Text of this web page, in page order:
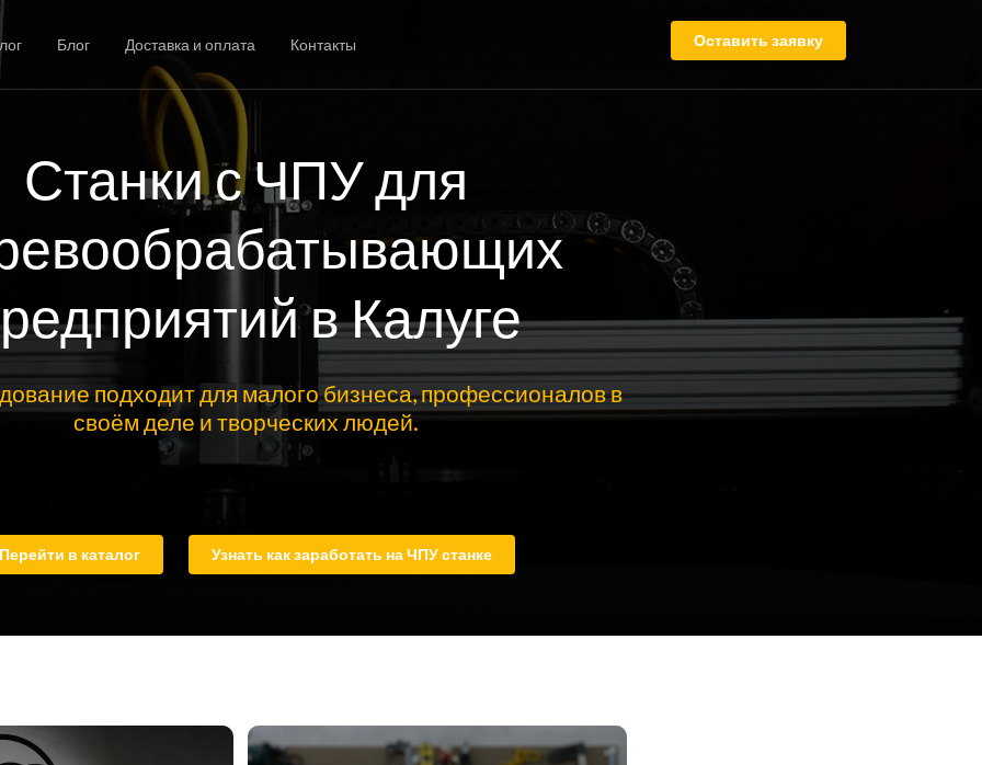
Блог Доставка и оплата Контакты Оставить заявку
Станки с ЧПУ для
в Калуге
подходит для малого бизнеса, профессионалов в
своём деле и творческих людей.
Перейти в каталог Узнать как заработать на ЧПУ станке